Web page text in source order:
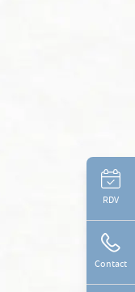
RDV
Contact